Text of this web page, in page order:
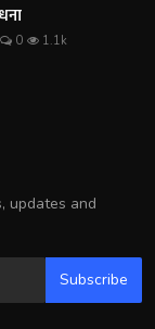
0 1.1k
updates and
Subscribe